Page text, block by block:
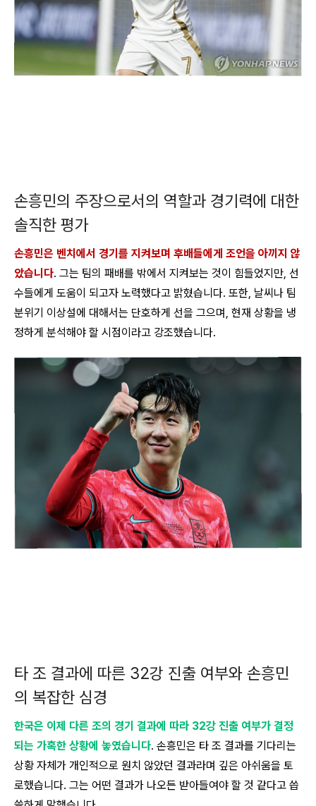
손흥민의 주장으로서의 역할과 경기력에 대한
솔직한 평가
손흥민은 벤치에서 경기를 지켜보며 후배들에게 조언을 아끼지 않
았습니다. 그는 팀의 패배를 밖에서 지켜보는 것이 힘들었지만, 선
수들에게 도움이 되고자 노력했다고 밝혔습니다. 또한, 날씨나 팀
분위기 이상설에 대해서는 단호하게 선을 그으며, 현재 상황을 냉
정하게 분석해야 할 시점이라고 강조했습니다.
타 조 결과에 따른 32강 진출 여부와 손흥민
의 복잡한 심경
한국은 이제 다른 조의 경기 결과에 따라 32강 진출 여부가 결정
되는 가혹한 상황에 놓였습니다. 손흥민은 타 조 결과를 기다리는
상황 자체가 개인적으로 원치 않았던 결과라며 깊은 아쉬움을 토
로했습니다. 그는 어떤 결과가 나오든 받아들여야 할 것 같다고 씁